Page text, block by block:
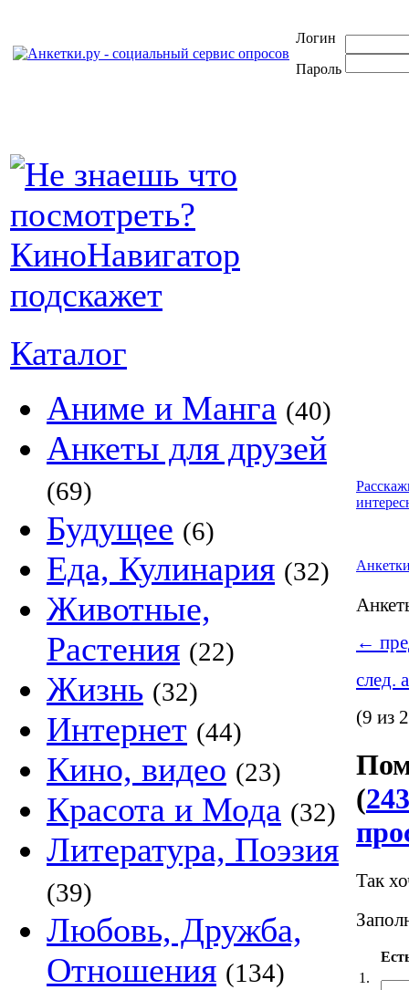
Логин
Пароль
Каталог
Аниме и Манга (40)
Анкеты для друзей
(69)
Будущее (6)
Еда, Кулинария (32)
Животные,
Растения (22)
Жизнь (32)
Интернет (44)
Кино, видео (23)
Красота и Мода (32)
Литература, Поэзия
(39)
Любовь, Дружба,
Отношения (134)
←
след.
(9 из
(
Так
1.